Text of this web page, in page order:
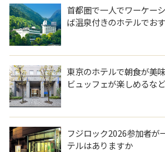
首都圏で一人でワーケー
ば温泉付きのホテルでお
東京のホテルで朝食が美
ビュッフェが楽しめるな
フジロック2026参加者が
テルはありますか